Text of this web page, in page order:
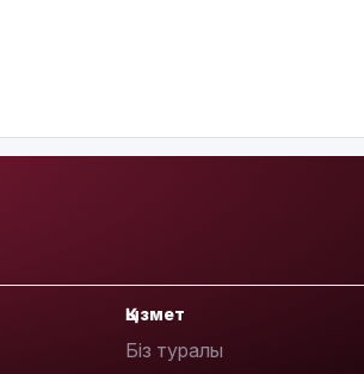
Қызмет
Біз туралы